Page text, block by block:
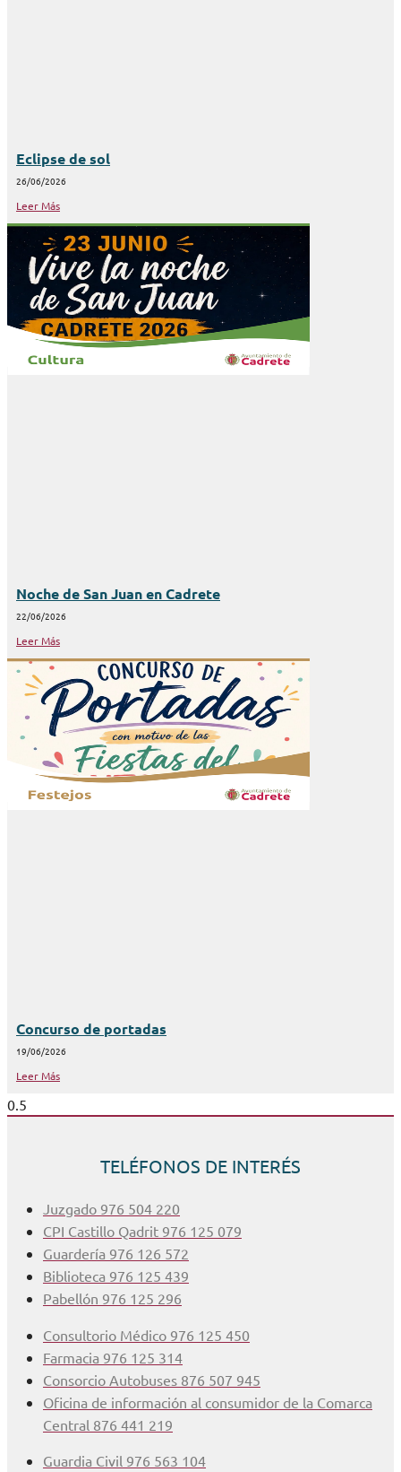
Eclipse de sol
26/06/2026
Leer Más
Noche de San Juan en Cadrete
22/06/2026
Leer Más
Concurso de portadas
19/06/2026
Leer Más
TELÉFONOS DE INTERÉS
Juzgado 976 504 220
CPI Castillo Qadrit 976 125 079
Guardería 976 126 572
Biblioteca 976 125 439
Pabellón 976 125 296
Consultorio Médico 976 125 450
Farmacia 976 125 314
Consorcio Autobuses 876 507 945
Oficina de información al consumidor de la Comarca
Central 876 441 219
Guardia Civil 976 563 104